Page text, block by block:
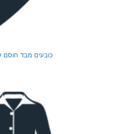
כובעים מבד חוסם קרינת רדיו